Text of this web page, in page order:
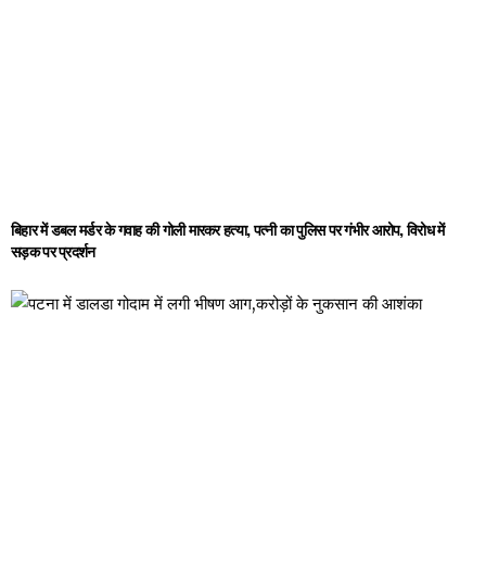
बिहार में डबल मर्डर के गवाह की गोली मारकर हत्या, पत्नी का पुलिस पर गंभीर आरोप, विरोध में
सड़क पर प्रदर्शन